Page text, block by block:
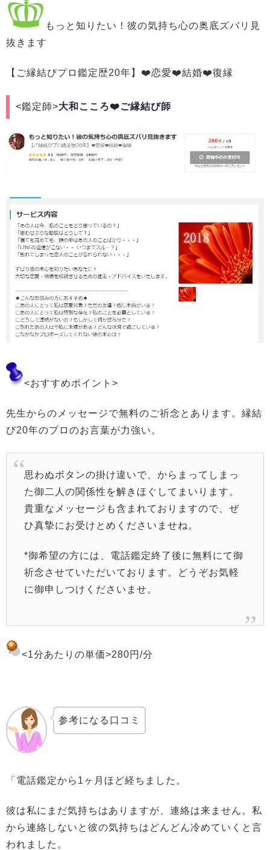
もっと知りたい！彼の気持ち心の奥底ズバリ見
抜きます
【ご縁結びプロ鑑定歴20年】❤️恋愛❤️結婚❤️復縁
<鑑定師>大和こころ❤️ご縁結び師
<おすすめポイント>
先生からのメッセージで無料のご祈念とあります。縁結
び20年のプロのお言葉が力強い。
思わぬボタンの掛け違いで、からまってしまっ
た御二人の関係性を解きほぐしてまいります。
貴重なメッセージも含まれておりますので、ぜ
ひ真摯にお受けとめくださいませね。
*御希望の方には、電話鑑定終了後に無料にて御
祈念させていただいております。どうぞお気軽
に御申しつけくださいませ。
<1分あたりの単価>280円/分
参考になる口コミ
「電話鑑定から1ヶ月ほど経ちました。
彼は私にまだ気持ちはありますが、連絡は来ません。私
から連絡しないと彼の気持ちはどんどん冷めていくと言
われました。